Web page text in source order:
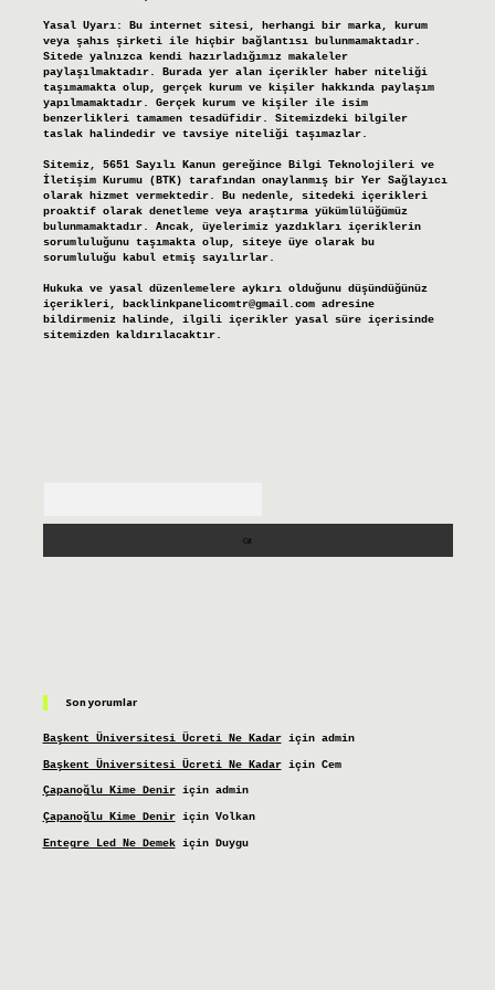
Yasal Uyarı:
Bu internet sitesi, herhangi bir marka, kurum
veya şahıs şirketi ile hiçbir bağlantısı bulunmamaktadır.
Sitede yalnızca kendi hazırladığımız makaleler
paylaşılmaktadır. Burada yer alan içerikler haber niteliği
taşımamakta olup, gerçek kurum ve kişiler hakkında paylaşım
yapılmamaktadır. Gerçek kurum ve kişiler ile isim
benzerlikleri tamamen tesadüfidir. Sitemizdeki bilgiler
taslak halindedir ve tavsiye niteliği taşımazlar.
Sitemiz, 5651 Sayılı Kanun gereğince Bilgi Teknolojileri ve
İletişim Kurumu (BTK) tarafından onaylanmış bir Yer Sağlayıcı
olarak hizmet vermektedir. Bu nedenle, sitedeki içerikleri
proaktif olarak denetleme veya araştırma yükümlülüğümüz
bulunmamaktadır. Ancak, üyelerimiz yazdıkları içeriklerin
sorumluluğunu taşımakta olup, siteye üye olarak bu
sorumluluğu kabul etmiş sayılırlar.
Hukuka ve yasal düzenlemelere aykırı olduğunu düşündüğünüz
içerikleri, backlinkpanelicomtr@gmail.comadresine
bildirmeniz halinde, ilgili içerikler yasal süre içerisinde
sitemizden kaldırılacaktır.
Son yorumlar
Başkent Üniversitesi Ücreti Ne Kadariçin admin
Başkent Üniversitesi Ücreti Ne Kadariçin Cem
Çapanoğlu Kime Deniriçin admin
Çapanoğlu Kime Deniriçin Volkan
Entegre Led Ne Demekiçin Duygu